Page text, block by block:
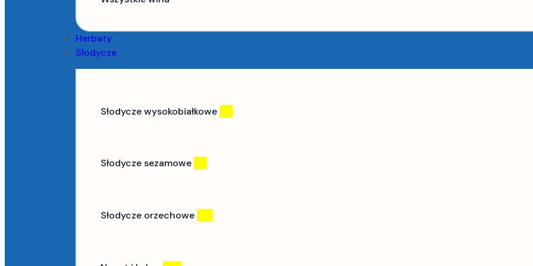
Herbaty
Słodycze
Słodycze wysokobiałkowe
Słodycze sezamowe
Słodycze orzechowe